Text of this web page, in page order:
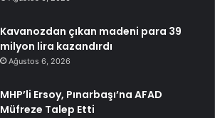
Kavanozdan çıkan madeni para 39
milyon lira kazandırdı
Ağustos 6, 2026
MHP’li Ersoy, Pınarbaşı’na AFAD
Müfreze Talep Etti